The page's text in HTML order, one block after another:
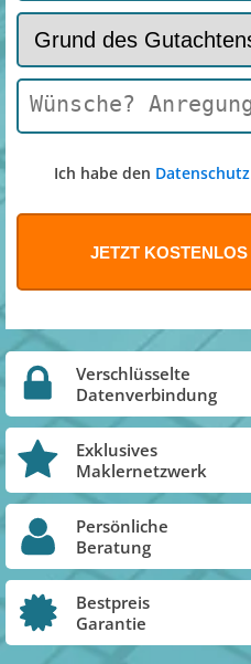
Ich habe den Datenschutz
Verschlüsselte
Datenverbindung
Exklusives
Maklernetzwerk
Persönliche
Beratung
Bestpreis
Garantie